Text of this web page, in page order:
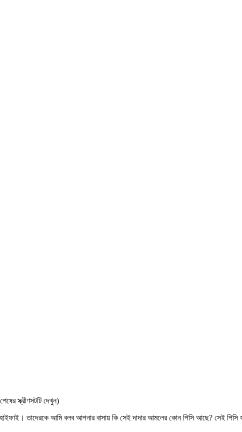
স্ক্রীণসটটি দেখুন)
তাদেরকে আমি বলব আপনার বাসায় কি সেই দাদার আমলের কোন পিসি আছে? সেই